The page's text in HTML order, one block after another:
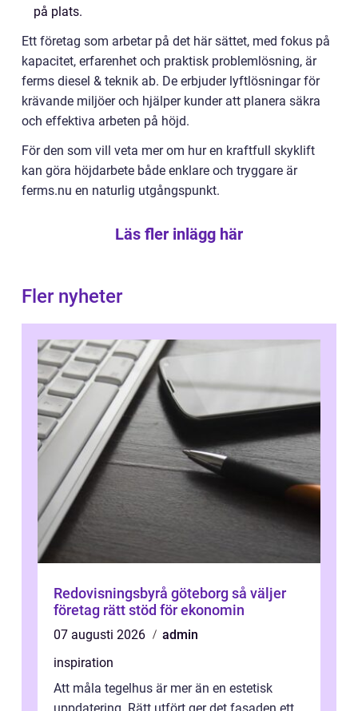
på plats.
Ett företag som arbetar på det här sättet, med fokus på
kapacitet, erfarenhet och praktisk problemlösning, är
ferms diesel & teknik ab. De erbjuder lyftlösningar för
krävande miljöer och hjälper kunder att planera säkra
och effektiva arbeten på höjd.
För den som vill veta mer om hur en kraftfull skyklift
kan göra höjdarbete både enklare och tryggare är
ferms.nu en naturlig utgångspunkt.
Läs fler inlägg här
Fler nyheter
Redovisningsbyrå göteborg så väljer
företag rätt stöd för ekonomin
07 augusti 2026
admin
inspiration
Att måla tegelhus är mer än en estetisk
uppdatering. Rätt utfört ger det fasaden ett